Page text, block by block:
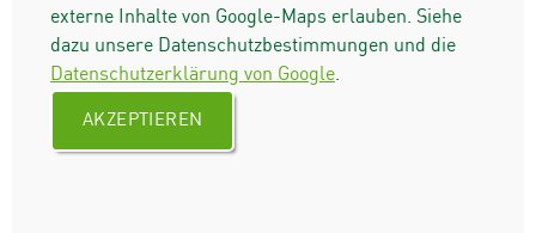
externe Inhalte von Google-Maps erlauben. Siehe
dazu unsere Datenschutzbestimmungen und die
Datenschutzerklärung von Google.
AKZEPTIEREN